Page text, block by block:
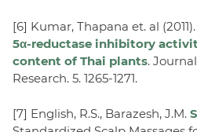
[6] Kumar, Thapana et. al (2011).
5α-reductase inhibitory
content of Thai plants.
Research. 5. 1265-1271.
[7] English, R.S., Barazesh, J.M.